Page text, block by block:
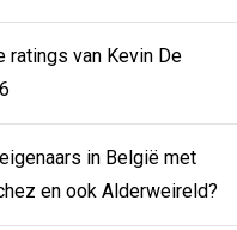
ratings van Kevin De
in België met
en ook Alderweireld?